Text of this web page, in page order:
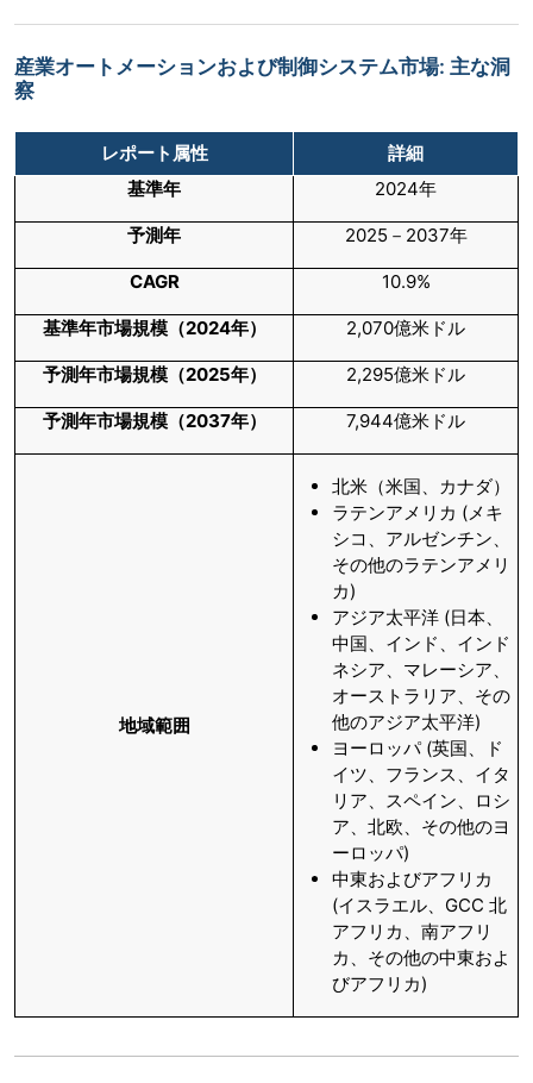
産業オートメーションおよび制御システム市場: 主な洞
察
レポート属性
詳細
基準年
2024年
予測年 2025－2037年
CAGR 10.9%
基準年市場規模（2024年） 2,070億米ドル
予測年市場規模（2025年） 2,295億米ドル
予測年市場規模（2037年） 7,944億米ドル
地域範囲
北米（米国、カナダ）
ラテンアメリカ (メキ
シコ、アルゼンチン、
その他のラテンアメリ
カ)
アジア太平洋 (日本、
中国、インド、インド
ネシア、マレーシア、
オーストラリア、その
他のアジア太平洋)
ヨーロッパ (英国、ド
イツ、フランス、イタ
リア、スペイン、ロシ
ア、北欧、その他のヨ
ーロッパ)
中東およびアフリカ
(イスラエル、GCC 北
アフリカ、南アフリ
カ、その他の中東およ
びアフリカ)